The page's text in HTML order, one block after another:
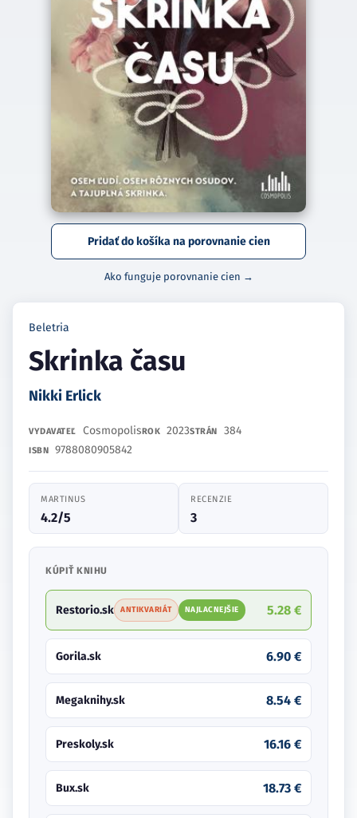
Pridať do košíka na porovnanie cien
Ako funguje porovnanie cien →
Beletria
Skrinka času
Nikki Erlick
VYDAVATEĽ CosmopolisROK 2023STRÁN 384
ISBN 9788080905842
MARTINUS
4.2/5
RECENZIE
3
KÚPIŤ KNIHU
Restorio.sk ANTIKVARIÁT NAJLACNEJŠIE 5.28 €
Gorila.sk 6.90 €
Megaknihy.sk 8.54 €
Preskoly.sk 16.16 €
Bux.sk 18.73 €